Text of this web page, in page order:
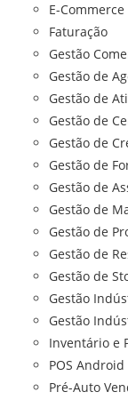
E-Commerce
Faturação
Gestão
Gestão de
Gestão de
Gestão de
Gestão de
Gestão de
Gestão de
Gestão de
Gestão de
Gestão de
Gestão de
Gestão
Gestão
Inventário e
POS Android
Pré-Auto